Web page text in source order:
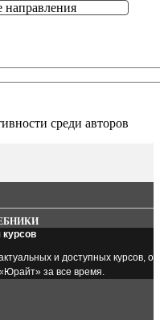
направления
среди авторов
курсов
и доступных курсов,
за все время.